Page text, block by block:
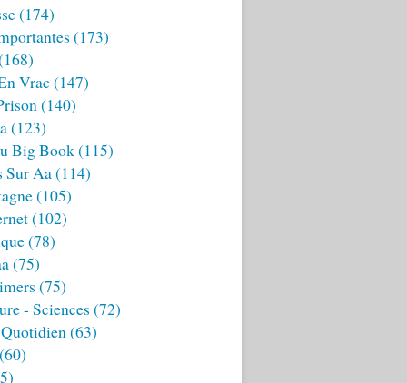
(174)
(173)
Vrac (147)
(140)
(123)
Big Book(115)
Sur Aa(114)
(105)
(102)
(78)
(75)
(75)
- Sciences (72)
(63)